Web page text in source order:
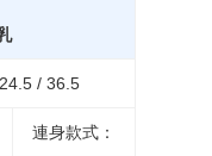
/ 36.5
連身款式：